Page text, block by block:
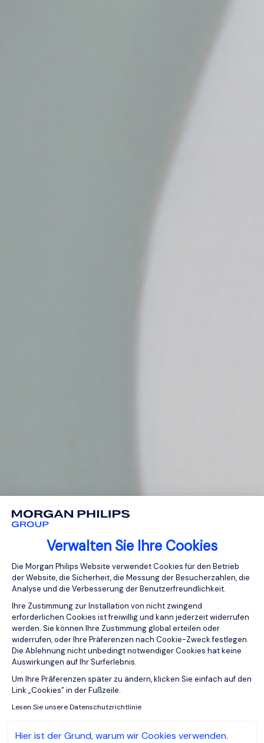
Verwalten Sie Ihre Cookies
Einwilligungsmanagementplattform:
Die Morgan Philips Website verwendet Cookies für den Betrieb
der Website, die Sicherheit, die Messung der Besucherzahlen, die
Analyse und die Verbesserung der Benutzerfreundlichkeit.
Ihre Zustimmung zur Installation von nicht zwingend
erforderlichen Cookies ist freiwillig und kann jederzeit widerrufen
werden. Sie können Ihre Zustimmung global erteilen oder
widerrufen, oder Ihre Präferenzen nach Cookie-Zweck festlegen.
Die Ablehnung nicht unbedingt notwendiger Cookies hat keine
Auswirkungen auf Ihr Surferlebnis.
Um Ihre Prâferenzen später zu ändern, klicken Sie einfach auf den
Link „Cookies” in der Fußzeile.
Lesen Sie unsere Datenschutzrichtlinie
Hier ist der Grund, warum wir Cookies verwenden.
Axeptio consent